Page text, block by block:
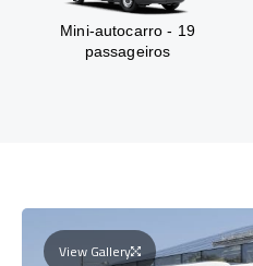
Mini-autocarro - 19
passageiros
View Gallery